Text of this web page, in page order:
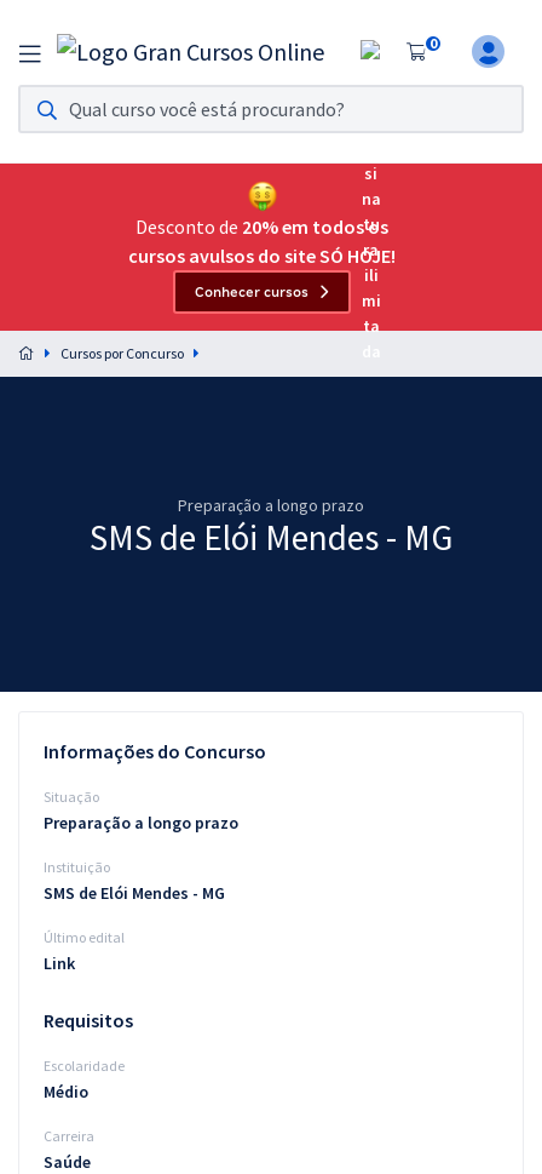
0
Assinatura Ilimitada 11
Acesso a todos os cursos. Teste grátis por 7 dias!
Assinatura OAB Até Passar
Acesso ilimitado a toda preparação para o Exame da
Preparação completa e intensiva para as principais
residências em saúde do Brasil
Questões grátis
Blog
Aprovados
Desconto de 20% em todos os
cursos avulsos do site SÓ HOJE!
Conhecer cursos
Cursos por Concurso
Preparação a longo prazo
SMS de Elói Mendes - MG
Informações do Concurso
Situação
Preparação a longo prazo
Instituição
SMS de Elói Mendes - MG
Último edital
Link
Requisitos
Escolaridade
Médio
Carreira
Saúde